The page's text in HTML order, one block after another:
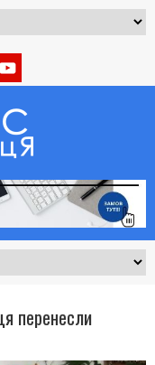
перенесли